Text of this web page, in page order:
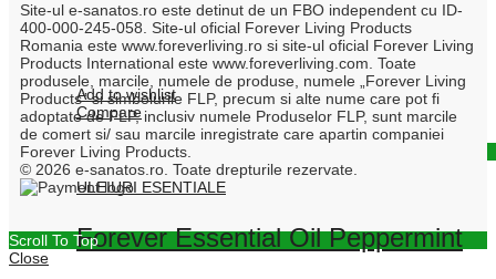
Add to wishlist
Compare
Quick View
ULEIURI ESENTIALE
Forever Essential Oil Peppermint
Site-ul e-sanatos.ro este detinut de un FBO independent cu ID-
400-000-245-058. Site-ul oficial Forever Living Products
Romania este www.foreverliving.ro si site-ul oficial Forever Living
Products International este www.foreverliving.com. Toate
produsele, marcile, numele de produse, numele „Forever Living
Products” si simbolurile FLP, precum si alte nume care pot fi
adoptate de FLP, inclusiv numele Produselor FLP, sunt marcile
de comert si/ sau marcile inregistrate care apartin companiei
Forever Living Products.
© 2026 e-sanatos.ro. Toate drepturile rezervate.
Scroll To Top
Close